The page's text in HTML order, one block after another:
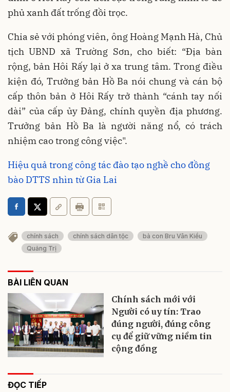
phủ xanh đất trống đồi trọc.
Chia sẻ với phóng viên, ông Hoàng Mạnh Hà, Chủ
tịch UBND xã Trường Sơn, cho biết: “Địa bàn
rộng, bản Hôi Rấy lại ở xa trung tâm. Trong điều
kiện đó, Trưởng bản Hồ Ba nói chung và cán bộ
cấp thôn bản ở Hôi Rấy trở thành “cánh tay nối
dài” của cấp ủy Đảng, chính quyền địa phương.
Trưởng bản Hồ Ba là người năng nổ, có trách
nhiệm cao trong công việc".
Hiệu quả trong công tác đào tạo nghề cho đồng
bào DTTS nhìn từ Gia Lai
chính sách chính sách dân tộc
bà con Bru Vân Kiều
Quảng Trị
BÀI LIÊN QUAN
Chính sách mới với
Người có uy tín: Trao
đúng người, đúng công
cụ để giữ vững niềm tin
cộng đồng
ĐỌC TIẾP